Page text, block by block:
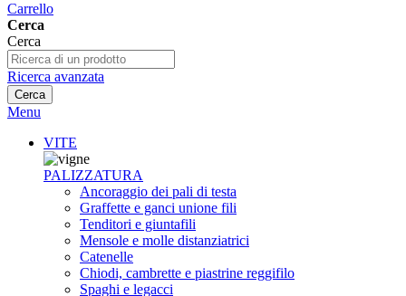
Carrello
Cerca
Cerca
Ricerca avanzata
Cerca
Menu
VITE
PALIZZATURA
Ancoraggio dei pali di testa
Graffette e ganci unione fili
Tenditori e giuntafili
Mensole e molle distanziatrici
Catenelle
Chiodi, cambrette e piastrine reggifilo
Spaghi e legacci